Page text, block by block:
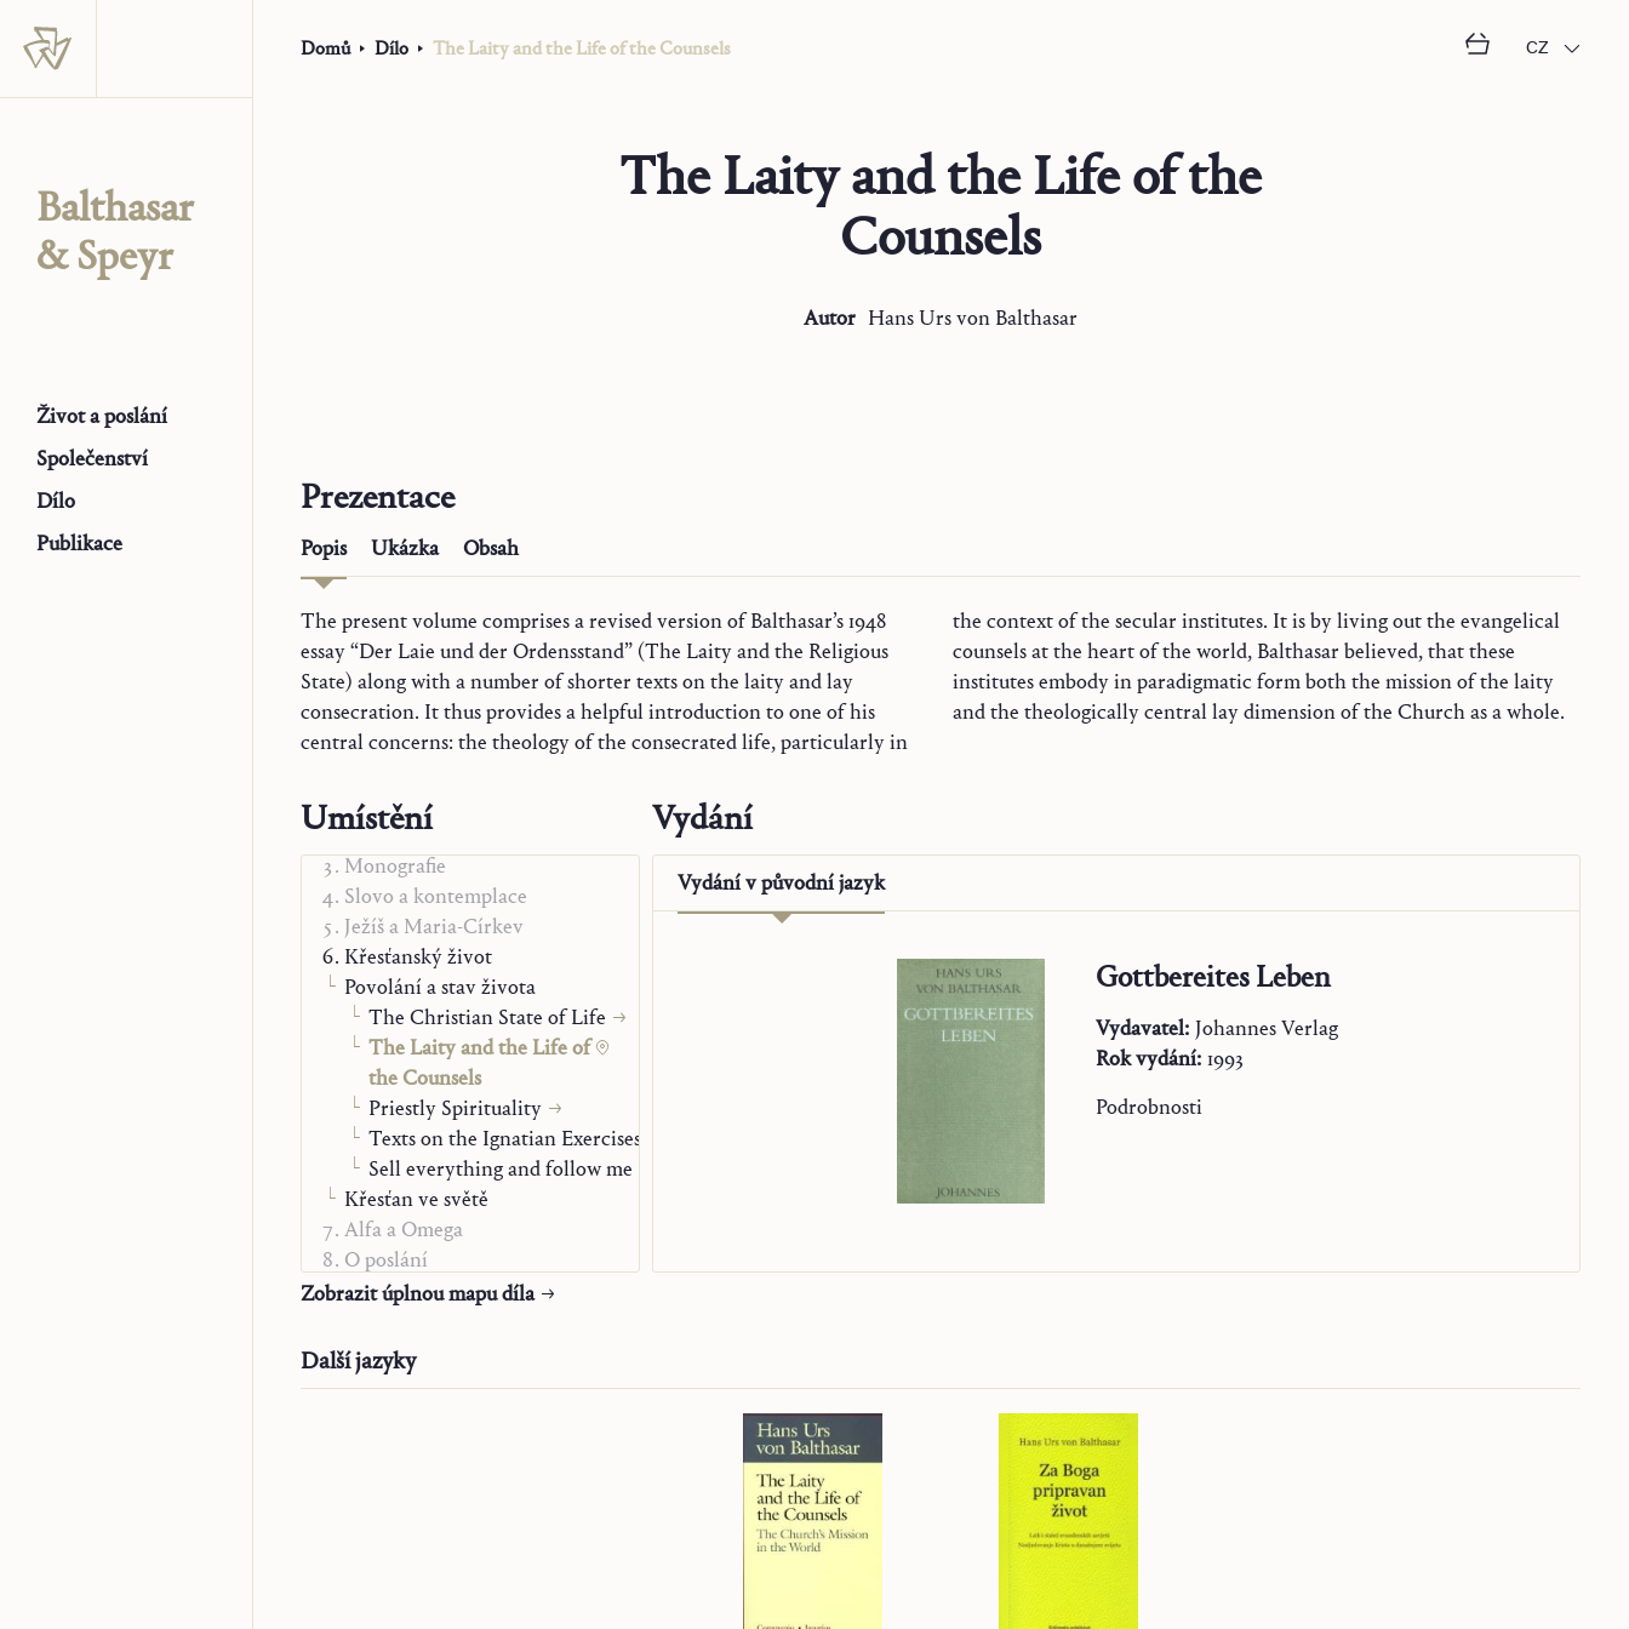
Balthasar
& Speyr
Život a poslání
Společenství
Dílo
Publikace
Domů Dílo The Laity and the Life of the Counsels CZ
The Laity and the Life of the
Counsels
Autor Hans Ursvon Balthasar
Prezentace
Popis Ukázka Obsah
The present volume comprises a revised version of Balthasar’s 1948
essay “Der Laie und der Ordensstand” (The Laity and the Religious
State) along with a number of shorter texts on the laity and lay
consecration. It thus provides a helpful introduction to one of his
central concerns: the theology of the consecrated life, particularly in
the context of the secular institutes. It is by living out the evangelical
counsels at the heart of the world, Balthasar believed, that these
institutes embody in paradigmatic form both the mission of the laity
and the theologically central lay dimension of the Church as a whole.
Umístění
Trilogie
Náčrty k teologii
Monografie
Slovo a kontemplace
Ježíš a Maria-Církev
Křesťanský život
Povolání a stav života
The Christian State of Life
The Laity and the Life of
the Counsels
Priestly Spirituality
Texts on the Ignatian Exercises
Sell everything and follow me
Křesťan ve světě
Alfa a Omega
O poslání
„Studienausgabe“
Zobrazit úplnou mapu díla
Vydání
Vydání vpůvodní jazyk
Gottbereites Leben
Vydavatel: Johannes Verlag
Rok vydání: 1993
Podrobnosti
Další jazyky